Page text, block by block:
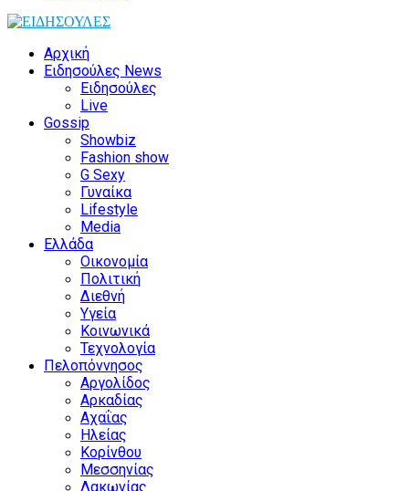
Αρχική
Ειδησούλες News
Ειδησούλες
Live
Gossip
Showbiz
Fashion show
G Sexy
Γυναίκα
Lifestyle
Media
Ελλάδα
Οικονομία
Πολιτική
Διεθνή
Υγεία
Κοινωνικά
Τεχνολογία
Πελοπόννησος
Αργολίδος
Αρκαδίας
Αχαΐας
Ηλείας
Κορίνθου
Μεσσηνίας
Λακωνίας